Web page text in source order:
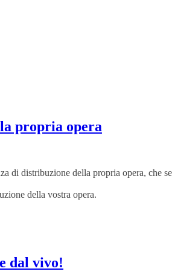
propria opera
di distribuzione della propria opera,
della vostra opera.
dal vivo!